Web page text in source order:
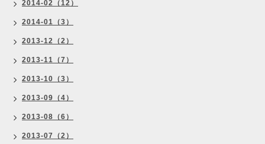
2014-02（12）
2014-01（3）
2013-12（2）
2013-11（7）
2013-10（3）
2013-09（4）
2013-08（6）
2013-07（2）